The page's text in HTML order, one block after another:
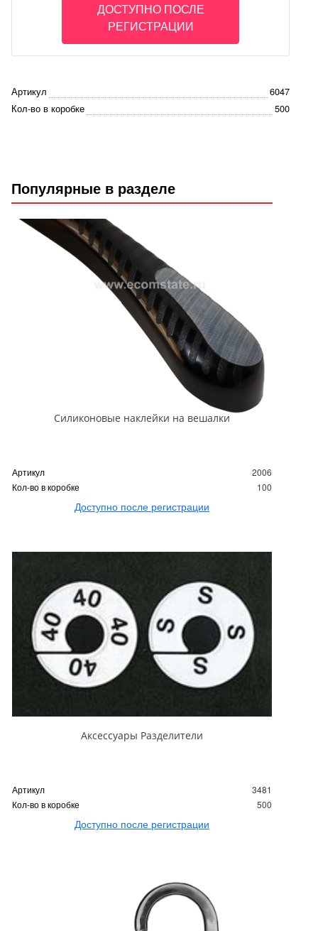
ДОСТУПНО ПОСЛЕ
РЕГИСТРАЦИИ
Артикул
6047
Кол-во в коробке
500
Популярные в разделе
Силиконовые наклейки на вешалки
Артикул
2006
Кол-во в коробке
100
Доступно после регистрации
Аксессуары Разделители
Артикул
3481
Кол-во в коробке
500
Доступно после регистрации